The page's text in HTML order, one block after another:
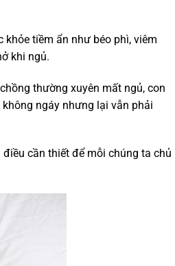
tiềm ẩn như béo phì, viêm
khi ngủ.
thường xuyên mất ngủ, con
ngáy nhưng lại vẫn phải
cần thiết để mỗi chúng ta chủ